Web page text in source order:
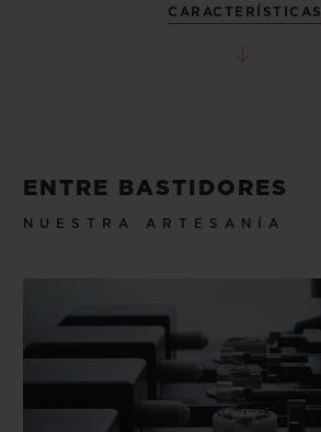
CARACTERÍSTICAS
ENTRE BASTIDORES
NUESTRA ARTESANÍA